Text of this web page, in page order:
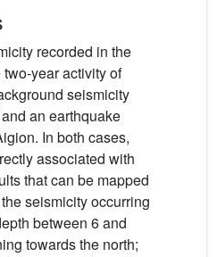
recorded in the
year activity of
seismicity
an earthquake
In both cases,
associated with
that can be mapped
seismicity occurring
between 6 and
towards the north;